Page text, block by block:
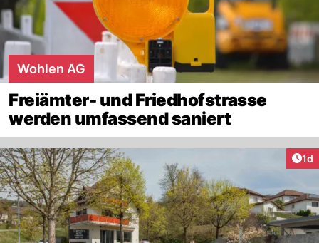
Wohlen AG
Freiämter- und Friedhofstrasse
werden umfassend saniert
1d